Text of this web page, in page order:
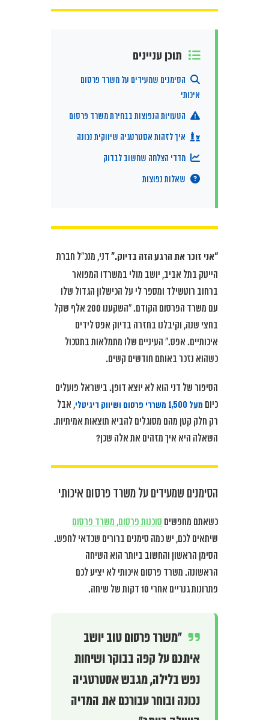
תוכן עניינים
הסימנים שמעידים על משרד פרסום
איכותי
הטעויות הנפוצות בבחירת משרד פרסום
איך לזהות אסטרטגיה שיווקית נכונה
מדדי הצלחה שחשוב לבדוק
שאלות נפוצות
“אני זוכר את הרגע הזה בדיוק.”דני, מנכ”ל חברת
הייטק בתל אביב, יושב מולי במשרדו המפואר
ברחוב רוטשילד ומספר לי על הכישלון הגדול שלו
עם משרד הפרסום הקודם. “השקענו 200 אלף שקל
בחצי שנה, וקיבלנו בחזרה בדיוק אפס לידים
איכותיים. אפס.” העיניים שלו מתמלאות בתסכול
כשהוא נזכר באותם חודשים קשים.
הסיפור של דני הוא לא יוצא דופן. בישראל פועלים
כיום מעל 1,500 משרדי פרסום ושיווק דיגיטלי
, אבל
רק חלק קטן מהם מסוגלים להביא תוצאות אמיתיות.
השאלה היא איך מזהים את אלה שכן?
הסימנים שמעידים על משרד פרסום איכותי
כשאתם מחפשים סוכנות פרסום, משרד פרסום
שיתאים לכם, יש כמה סימנים ברורים שכדאי לחפש.
הסימן הראשון והחשוב ביותר הוא השיחה
הראשונה. משרד פרסום איכותי לא יציע לכם
פתרונות גנריים אחרי 10 דקות של שיחה.
“משרד פרסום טוב יושב
איתכם על קפה בבוקר ושיחות
נפש בלילה, מגבש אסטרטגיה
נכונה ובוחר עבורכם את המדיה